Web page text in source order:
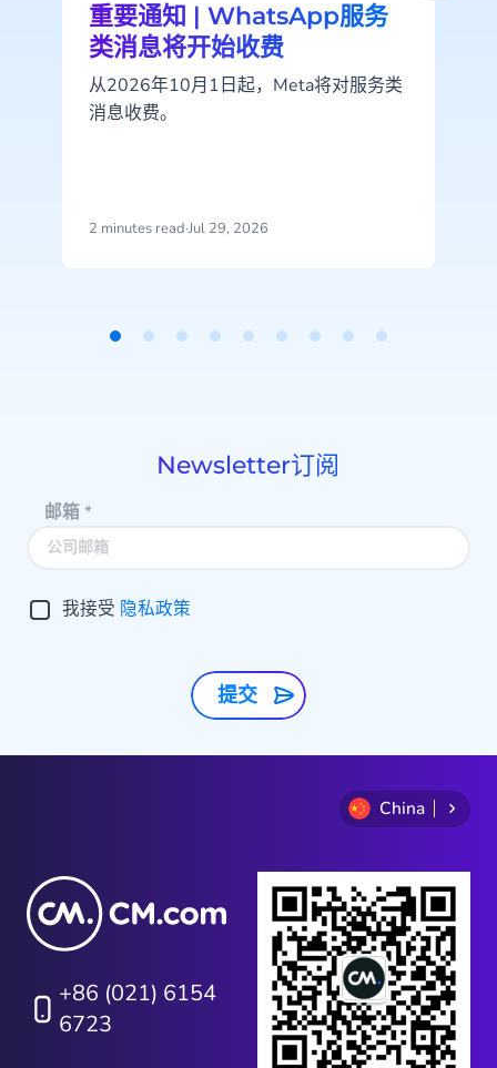
重要通知 | WhatsApp服务
类消息将开始收费
从2026年10月1日起，Meta将对服务类
消息收费。
2 minutes read·Jul 29, 2026
Newsletter订阅
邮箱*
我接受 隐私政策
提交
China
+86 (021) 6154
6723